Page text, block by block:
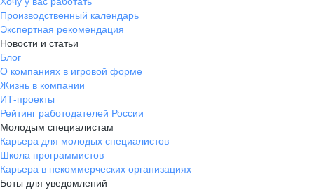
Производственный календарь
Экспертная рекомендация
Новости и статьи
Блог
О компаниях в игровой форме
Жизнь в компании
ИТ-проекты
Рейтинг работодателей России
Молодым специалистам
Карьера для молодых специалистов
Школа программистов
Карьера в некоммерческих организациях
Боты для уведомлений